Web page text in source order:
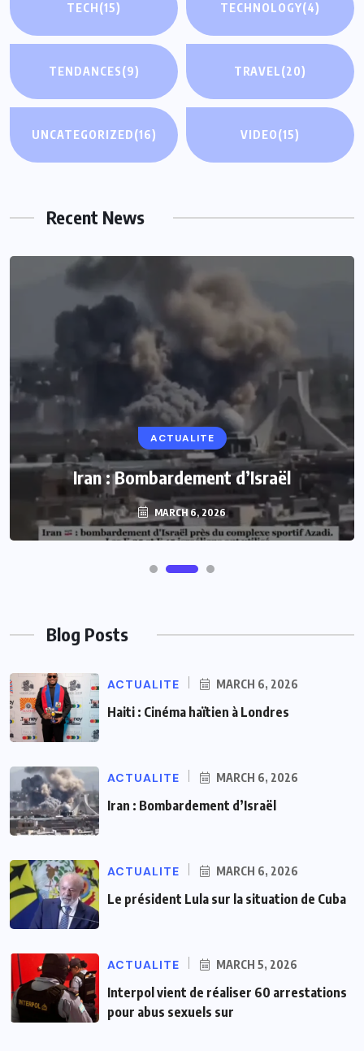
TECH (15) TECHNOLOGY(4)
TENDANCES(9) TRAVEL(20)
UNCATEGORIZED(16) VIDEO(15)
Recent News
ACTUALITE
Iran : Bombardement d’Israël
MARCH 6, 2026
Blog Posts
ACTUALITE MARCH 6, 2026
Haiti : Cinéma haïtien à Londres
ACTUALITE MARCH 6, 2026
Iran : Bombardement d’Israël
ACTUALITE MARCH 6, 2026
Le président Lula sur la situation de Cuba
ACTUALITE MARCH 5, 2026
Interpol vient de réaliser 60 arrestations
pour abus sexuels sur